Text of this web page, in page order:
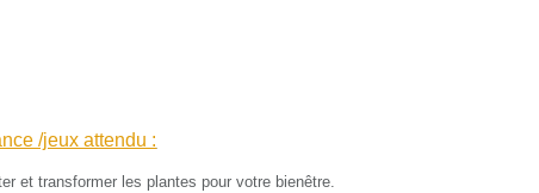
/jeux attendu :
et transformer les plantes pour votre bienêtre.